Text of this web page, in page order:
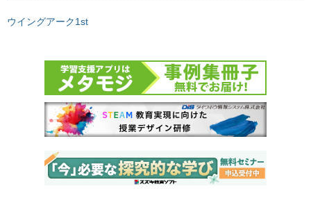
ウイングアーク1st